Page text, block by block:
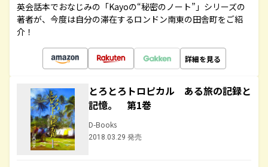
英会話本でおなじみの「Kayoの“秘密のノート”」シリーズの
著者が、今度は自分の滞在するロンドン南東の田舎町をご紹
介！
詳細を見る
とろとろトロピカル ある旅の記録と
記憶。 第1巻
D-Books
2018.03.29 発売